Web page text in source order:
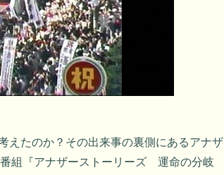
えたのか？その出来事の裏側にあるアナザ
組『アナザーストーリーズ 運命の分岐